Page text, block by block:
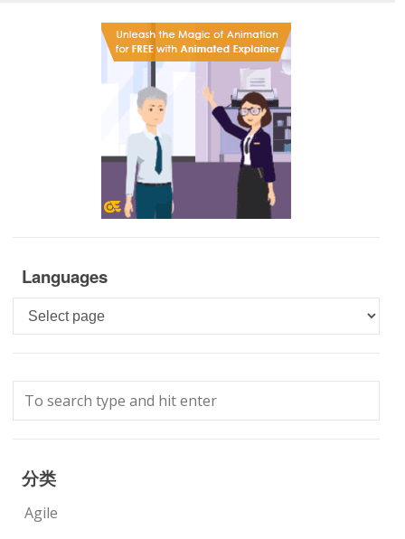
Languages
Languages
分类
Agile